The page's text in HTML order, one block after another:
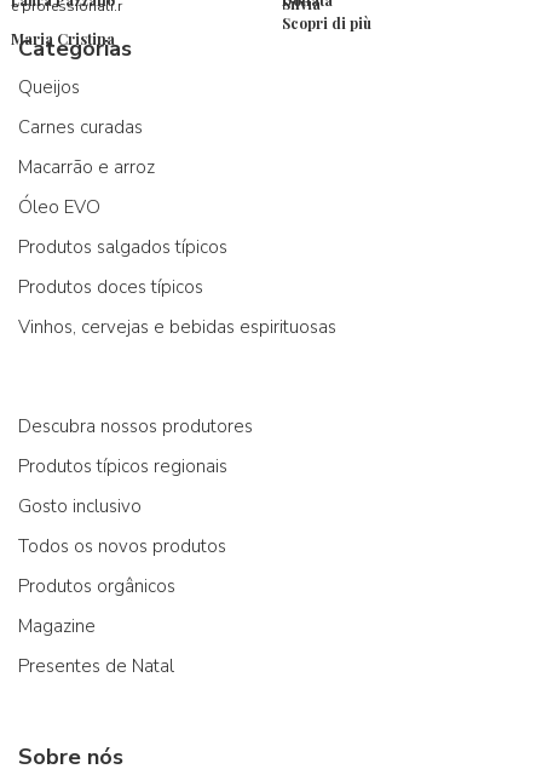
e professionali.r
Maria Cristina
Scopri di più
Categorias
Queijos
Carnes curadas
Macarrão e arroz
Óleo EVO
Produtos salgados típicos
Produtos doces típicos
Vinhos, cervejas e bebidas espirituosas
Descubra nossos produtores
Produtos típicos regionais
Gosto inclusivo
Todos os novos produtos
Produtos orgânicos
Magazine
Presentes de Natal
Sobre nós